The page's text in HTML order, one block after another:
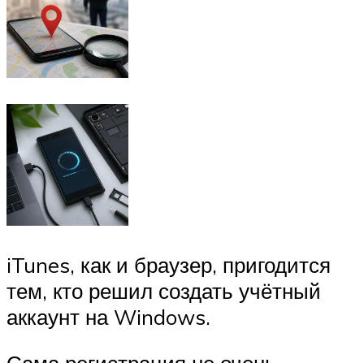
iTunes, как и браузер, пригодится
тем, кто решил создать учётный
аккаунт на Windows.